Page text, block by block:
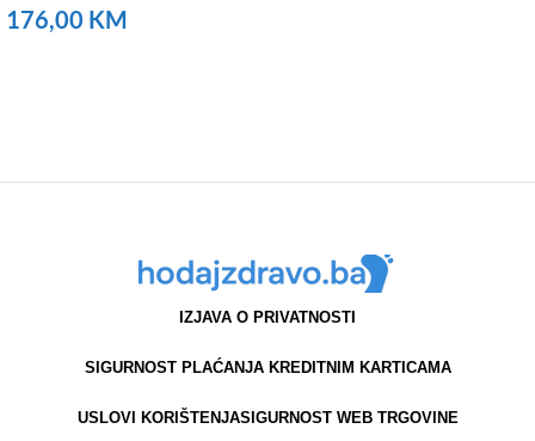
176,00 KM
IZJAVA O PRIVATNOSTI
SIGURNOST PLAĆANJA KREDITNIM KARTICAMA
USLOVI KORIŠTENJASIGURNOST WEB TRGOVINE